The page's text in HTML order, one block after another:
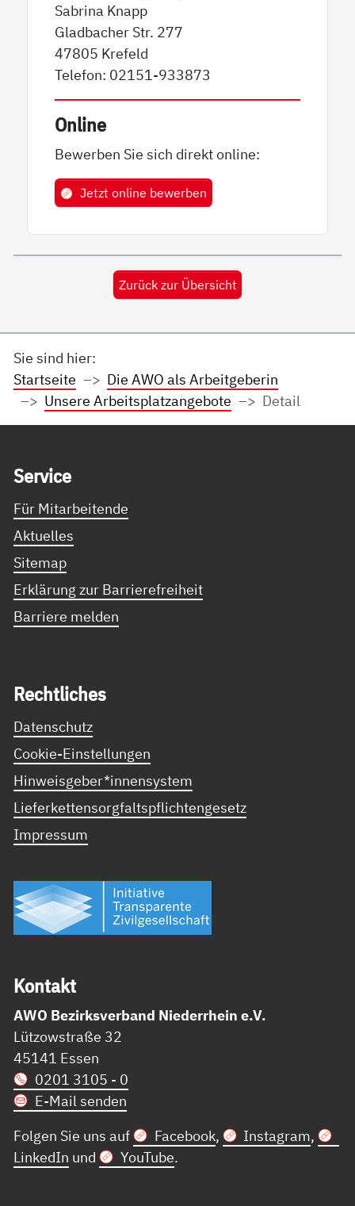
Sabrina Knapp
Gladbacher Str. 277
47805 Krefeld
Telefon: 02151-933873
Online
Bewerben Sie sich direkt online:
Jetzt online bewerben
Zurück zur Übersicht
Sie sind hier:
Startseite
Die AWO als Arbeitgeberin
Unsere Arbeitsplatzangebote
Detail
Ser­vice
Für Mitarbeitende
Aktuelles
Sitemap
Erklärung zur Barrierefreiheit
Barriere melden
Recht­li­ches
Datenschutz
Cookie-Einstellungen
Hinweisgeber*innensystem
Lieferkettensorgfaltspflichtengesetz
Impressum
Kon­takt
AWO Bezirksverband Niederrhein e.V.
Lützowstraße 32
45141 Essen
0201 3105 - 0
E-Mail senden
Folgen Sie uns auf
Facebook, Instagram,
LinkedIn und YouTube.